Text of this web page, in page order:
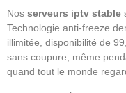
Nos serveurs iptv stable
Technologie anti-freeze
illimitée, disponibilité de
sans coupure, même
quand tout le monde